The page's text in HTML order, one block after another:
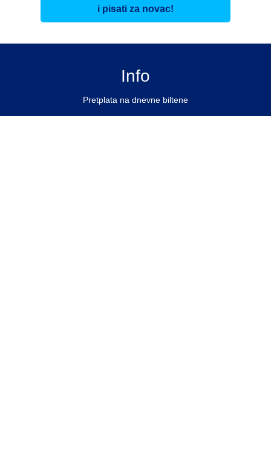
i pisati za novac!
Info
Pretplata na dnevne biltene